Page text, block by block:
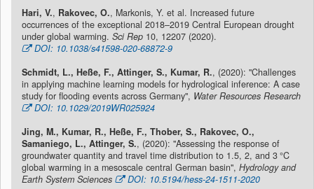
Hari, V., Rakovec, O., Markonis, Y. et al. Increased future
occurrences of the exceptional 2018–2019 Central European drought
under global warming. Sci Rep 10, 12207 (2020).
DOI: 10.1038/s41598-020-68872-9
Schmidt, L., Heße, F., Attinger, S., Kumar, R., (2020): "Challenges
in applying machine learning models for hydrological inference: A case
study for flooding events across Germany", Water Resources Research
DOI: 10.1029/2019WR025924
Jing, M., Kumar, R., Heße, F., Thober, S., Rakovec, O.,
Samaniego, L., Attinger, S., (2020): "Assessing the response of
groundwater quantity and travel time distribution to 1.5, 2, and 3 °C
global warming in a mesoscale central German basin", Hydrology and
Earth System Sciences
DOI: 10.5194/hess-24-1511-2020